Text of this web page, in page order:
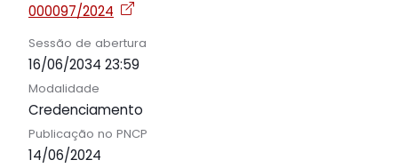
000097/2024
Sessão de abertura
16/06/2034 23:59
Modalidade
Credenciamento
Publicação no PNCP
14/06/2024